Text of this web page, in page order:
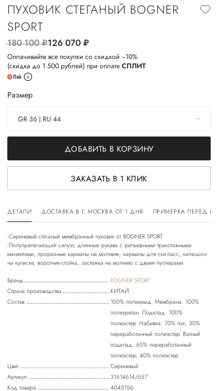
ПУХОВИК СТЕГАНЫЙ BOGNER
SPORT
180 100руб.126 070руб.
Оплачивайте все покупки со скидкой −10%
(скидка до 1 500 рублей) при оплате СПЛИТ
Размер
GR 36 | RU 44
ДОБАВИТЬ В КОРЗИНУ
ЗАКАЗАТЬ В 1 КЛИК
ДЕТАЛИ ДОСТАВКА В Г. МОСКВА ОТ 1 ДНЯ ПРИМЕРКА ПЕРЕД
-Сиреневый стеганый мембранный пуховик от BOGNER SPORT.
-Полуприлегающий силуэт, длинные рукава с рельефными трикотажными
манжетами, прорезные карманы на молниях, карманы для ски-пасс, капюшон
Бренд
BOGNER SPORT
Страна производства
КИТАЙ
Состав
100% полиамид. Мембрана: 100%
полиуретан. Подклад: 100%
полиэстер. Набивка: 70% пух, 30%
переработанный полиэстер. Ватный
подклад: 60% переработанный
полиэстер, 40% полиэстер
Цвет
Сиреневый
Артикул
31614614/657
Код товара
4045156